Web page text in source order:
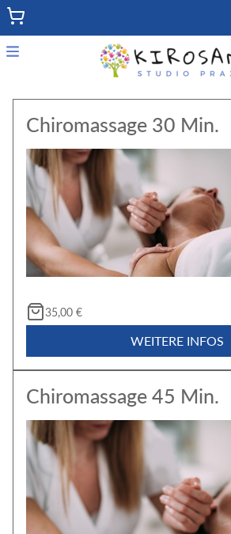
Menu
Meine Angebote
Zurück zur Hauptseite
Chiromassage 30 Min.
35,00 €
WEITERE INFOS
Chiromassage 45 Min.